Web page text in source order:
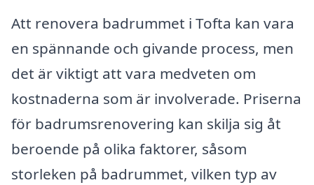
Att renovera badrummet i Tofta kan vara
en spännande och givande process, men
det är viktigt att vara medveten om
kostnaderna som är involverade. Priserna
för badrumsrenovering kan skilja sig åt
beroende på olika faktorer, såsom
storleken på badrummet, vilken typ av